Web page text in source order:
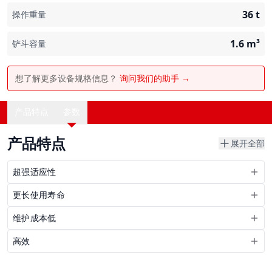
操作重量 36t
铲斗容量 1.6 m³
想了解更多设备规格信息？ 询问我们的助手 →
产品特点 展开全部
超强适应性
更长使用寿命
维护成本低
高效